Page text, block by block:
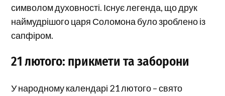
символом духовності. Існує легенда, що друк
наймудрішого царя Соломона було зроблено із
сапфіром.
21 лютого: прикмети та заборони
У народному календарі 21 лютого – свято